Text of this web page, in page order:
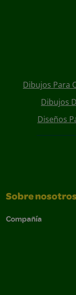
Dibujos Para
Dibujos
Diseños
Sobre
Compañía